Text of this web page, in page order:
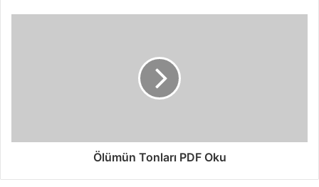
Ölümün Tonları PDF Oku